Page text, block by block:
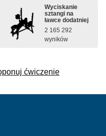
Wyciskanie
sztangi na
ławce dodatniej
2 165 292
wyników
ćwiczenie